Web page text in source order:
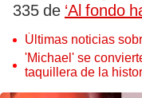
335 de ‘Al fondo
Últimas noticias
'Michael' se
taquillera de la